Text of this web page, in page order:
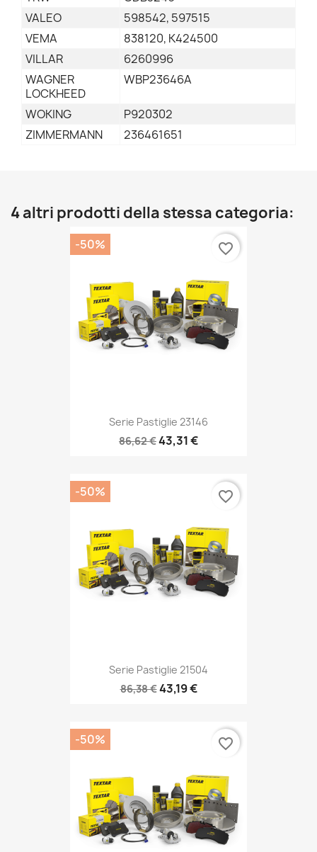
VALEO
598542, 597515
VEMA
838120, K424500
VILLAR
6260996
WAGNER
LOCKHEED
WBP23646A
WOKING
P920302
ZIMMERMANN
236461651
4 altri prodotti della stessa categoria:
Serie Pastiglie 23146
86,62 €43,31 €
-50% favorite_border
Serie Pastiglie 21504
86,38 €43,19 €
-50% favorite_border
-50% favorite_border